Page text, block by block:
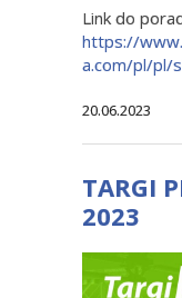
Link do
https://
a.com/pl/pl/
20.06.2023
TARGI
2023